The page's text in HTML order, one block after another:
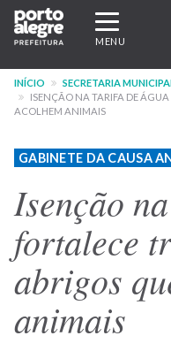
Pular
para
conteúdo
principal
Expandir/
navegação
MENU
INÍCIO
SECRETARIA
ISENÇÃO NA TARIFA DE
ACOLHEM ANIMAIS
GABINETE DA CAUSA
Isenção
fortalece
abrigos
animais